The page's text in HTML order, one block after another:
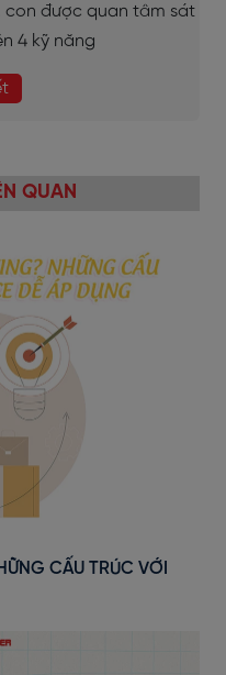
con được quan tâm sát
4 kỹ năng
QUAN
CẤU TRÚC VỚI